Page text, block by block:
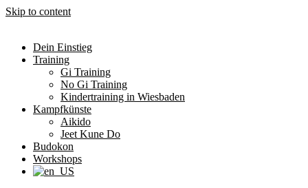
Skip to content
Dein Einstieg
Training
Gi Training
No Gi Training
Kindertraining in Wiesbaden
Kampfkünste
Aikido
Jeet Kune Do
Budokon
Workshops